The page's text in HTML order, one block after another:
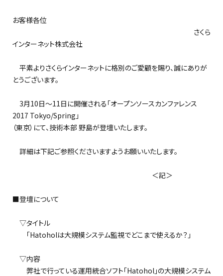
お客様各位
さくら
インターネット株式会社
平素よりさくらインターネットに格別のご愛顧を賜り、誠にありが
とうございます。
3月10日～11日に開催される「オープンソースカンファレンス
2017 Tokyo/Spring」
（東京）にて、技術本部 野島が登壇いたします。
詳細は下記ご参照くださいますようお願いいたします。
＜記＞
■登壇について
▽タイトル
「Hatoholは大規模システム監視でどこまで使えるか？」
▽内容
弊社で行っている運用統合ソフト「Hatohol」の大規模システム